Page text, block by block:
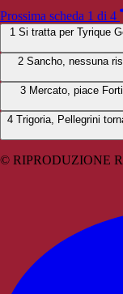
Prossima scheda 1 di 4
1 Si tratta per Tyrique
2 Sancho, nessuna
3 Mercato, piace
4 Trigoria, Pellegrini
© RIPRODUZIONE